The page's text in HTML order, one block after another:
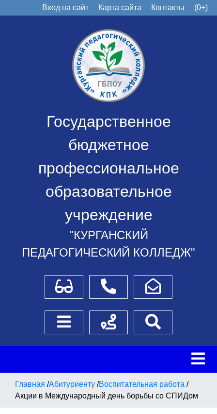
Вход на сайт Карта сайта Контакты (0+)
Государственное
бюджетное
профессиональное
образовательное
учреждение
"КУРГАНСКИЙ
ПЕДАГОГИЧЕСКИЙ КОЛЛЕДЖ"
Для слабовидящихТелефоныНаписать обращение
Боковое менюСхема проезда
Главная /Абитуриенту /Воспитательная работа /
Акции в Международный день борьбы со СПИДом